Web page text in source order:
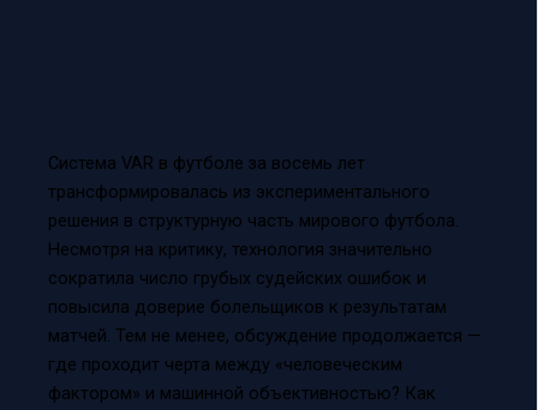
Система VAR в футболе за восемь лет
трансформировалась из экспериментального
решения в структурную часть мирового футбола.
Несмотря на критику, технология значительно
сократила число грубых судейских ошибок и
повысила доверие болельщиков к результатам
матчей. Тем не менее, обсуждение продолжается —
где проходит черта между «человеческим
фактором» и машинной объективностью? Как